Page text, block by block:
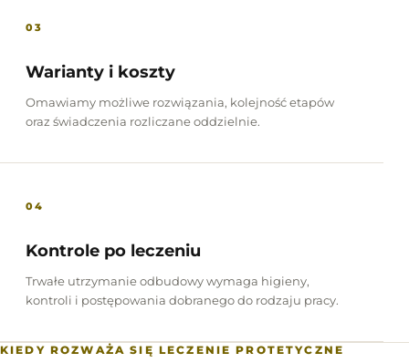
03
Warianty i koszty
Omawiamy możliwe rozwiązania, kolejność etapów
oraz świadczenia rozliczane oddzielnie.
04
Kontrole po leczeniu
Trwałe utrzymanie odbudowy wymaga higieny,
kontroli i postępowania dobranego do rodzaju pracy.
KIEDY ROZWAŻA SIĘ LECZENIE PROTETYCZNE